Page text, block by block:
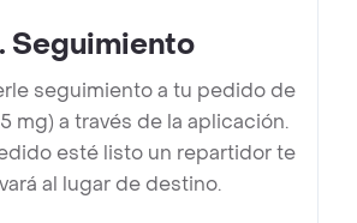
Seguimiento
seguimiento a tu pedido de
mg) a través de la aplicación.
esté listo un repartidor te
al lugar de destino.